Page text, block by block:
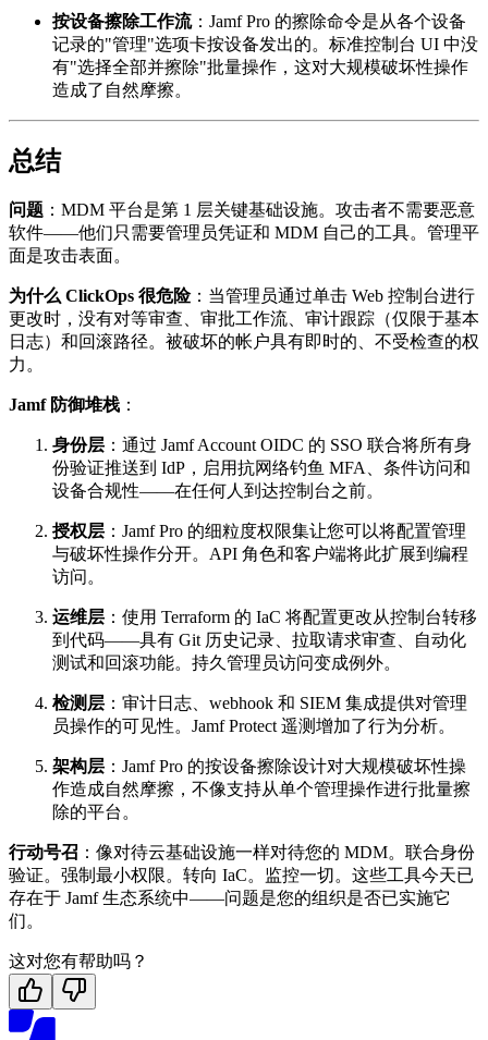
按设备擦除工作流：Jamf Pro 的擦除命令是从各个设备
记录的"管理"选项卡按设备发出的。标准控制台 UI 中没
有"选择全部并擦除"批量操作，这对大规模破坏性操作
造成了自然摩擦。
总结
问题 ：MDM 平台是第 1 层关键基础设施。攻击者不需要恶意
软件——他们只需要管理员凭证和 MDM 自己的工具。管理平
面是攻击表面。
为什么 ClickOps 很危险：当管理员通过单击 Web 控制台进行
更改时，没有对等审查、审批工作流、审计跟踪（仅限于基本
日志）和回滚路径。被破坏的帐户具有即时的、不受检查的权
力。
Jamf 防御堆栈 ：
身份层 ：通过 Jamf Account OIDC 的 SSO 联合将所有身
份验证推送到 IdP，启用抗网络钓鱼 MFA、条件访问和
设备合规性——在任何人到达控制台之前。
授权层 ：Jamf Pro 的细粒度权限集让您可以将配置管理
与破坏性操作分开。API 角色和客户端将此扩展到编程
访问。
运维层 ：使用 Terraform 的 IaC 将配置更改从控制台转移
到代码——具有 Git 历史记录、拉取请求审查、自动化
测试和回滚功能。持久管理员访问变成例外。
检测层 ：审计日志、webhook 和 SIEM 集成提供对管理
员操作的可见性。Jamf Protect 遥测增加了行为分析。
架构层 ：Jamf Pro 的按设备擦除设计对大规模破坏性操
作造成自然摩擦，不像支持从单个管理操作进行批量擦
除的平台。
行动号召 ：像对待云基础设施一样对待您的 MDM。联合身份
验证。强制最小权限。转向 IaC。监控一切。这些工具今天已
存在于 Jamf 生态系统中——问题是您的组织是否已实施它
们。
这对您有帮助吗？